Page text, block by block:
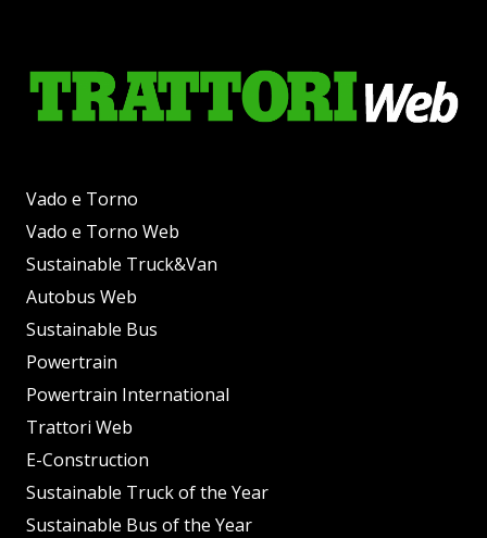
Vado e Torno
Vado e Torno Web
Sustainable Truck&Van
Autobus Web
Sustainable Bus
Powertrain
Powertrain International
Trattori Web
E-Construction
Sustainable Truck of the Year
Sustainable Bus of the Year